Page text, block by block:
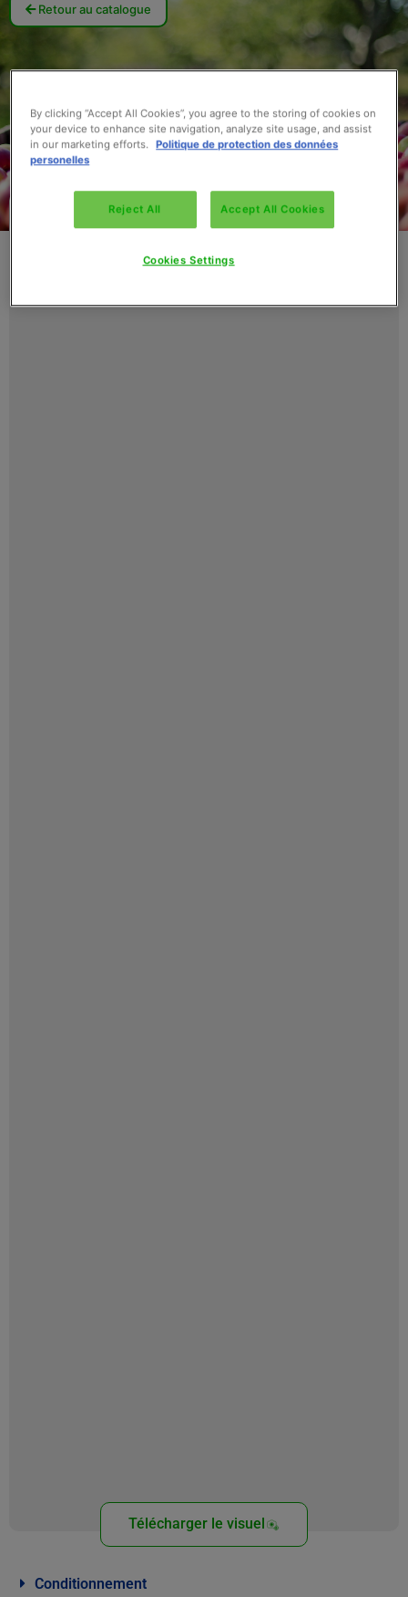
Retour au catalogue
Télécharger le visuel
Conditionnement
By clicking “Accept All Cookies”, you agree to the storing of cookies on
your device to enhance site navigation, analyze site usage, and assist
in our marketing efforts. Politique de protection des données
personelles
Reject All Accept All Cookies
Cookies Settings